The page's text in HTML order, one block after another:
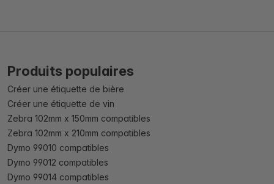
Produits populaires
Créer une étiquette de bière
Créer une étiquette de vin
Zebra 102mm x 150mm compatibles
Zebra 102mm x 210mm compatibles
Dymo 99010 compatibles
Dymo 99012 compatibles
Dymo 99014 compatibles